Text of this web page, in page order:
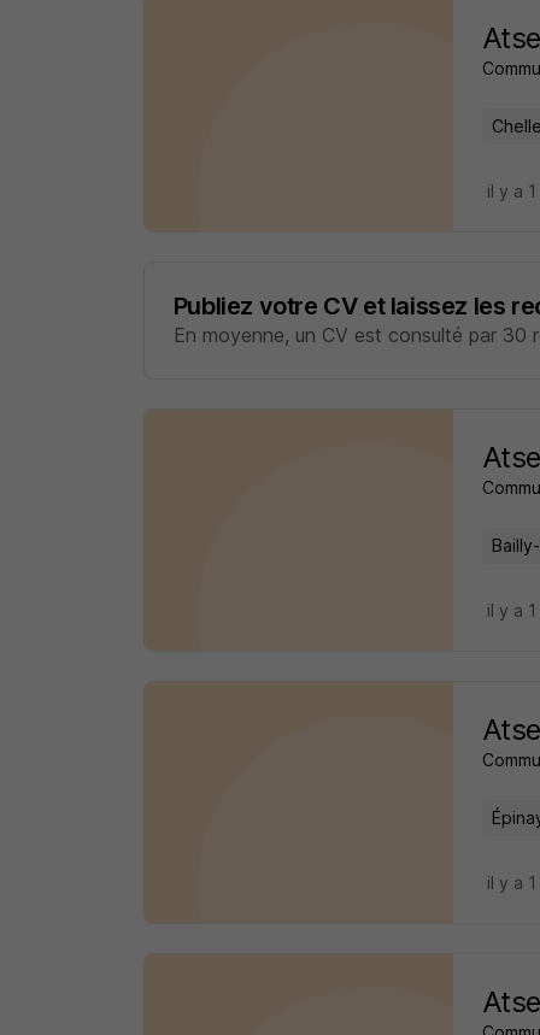
il y a
Publiez votre CV et laissez les
En moyenne, un CV est consulté par 30
il y a
il y a